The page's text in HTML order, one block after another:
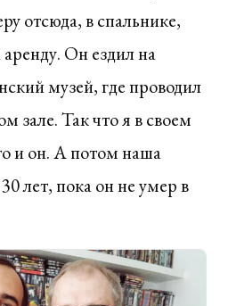
отсюда, в спальнике,
Он ездил на
музей, где проводил
зале. Так что я в своем
и он. А потом наша
лет, пока он не умер в